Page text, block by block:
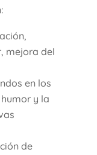
mejora del
en los
y la
de